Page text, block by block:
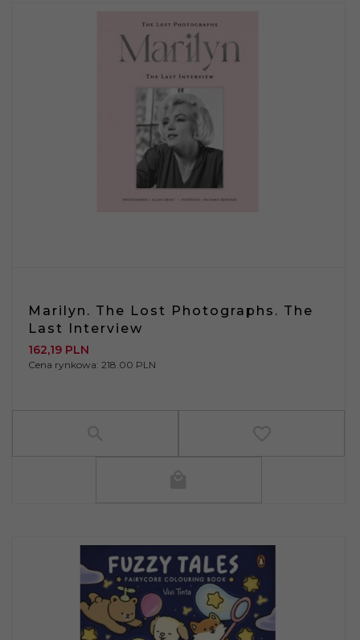
Marilyn. The Lost Photographs. The
Last Interview
162,19 PLN
Cena rynkowa: 218.00 PLN